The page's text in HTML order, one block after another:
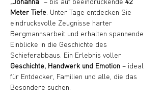
Meter Tiefe . Unter Tage entdecken Sie
eindrucksvolle Zeugnisse harter
Bergmannsarbeit und erhalten spannende
Einblicke in die Geschichte des
Schieferabbaus. Ein Erlebnis voller
Geschichte, Handwerk und Emotion – ideal
für Entdecker, Familien und alle, die das
Besondere suchen.